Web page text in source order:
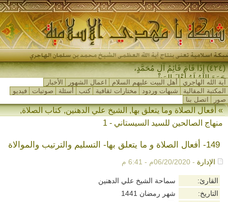
(٤٢٤) إِذَا قَامَ قَائِمُ آلِ مُحَمَّدٍ،
جَمَعَ اللهُ لَهُ أَهْلَ المَشْرِقِ وَ_
آية الله الهاجري أهل البيت عليهم السلام اعمال الشهور
الأخبار
المكتبة المقالية
شبهات وردود مختارات ثقافية كتب أسئلة صوتيات
فيديو
صور
اتصل بنا
»أفعال الصلاة وما يتعلق بها,الشيخ علي الدهنين,كتاب الصلاة,
منهاج الصالحين للسيد السيستاني - 1
149- أفعال الصلاة و ما يتعلق بها- التسليم والترتيب والموالاة
الإدارة - 06/20/2020م - 6:41 م
القارئ:
سماحة الشيخ علي الدهنين
التاريخ:
شهر رمضان 1441